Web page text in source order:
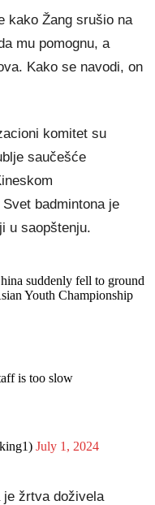
kako Žang srušio na
mu pomognu, a
Kako se navodi, on
komitet su
saučešće
badmintona je
u saopštenju.
suddenly fell to ground
Youth Championship
is too slow
July 1, 2024
žrtva doživela